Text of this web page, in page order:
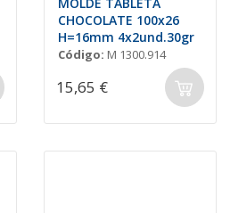
CHOCOLATE 100x26
H=16mm 4x2und.30gr
Código: M 1300.914
15,65 €